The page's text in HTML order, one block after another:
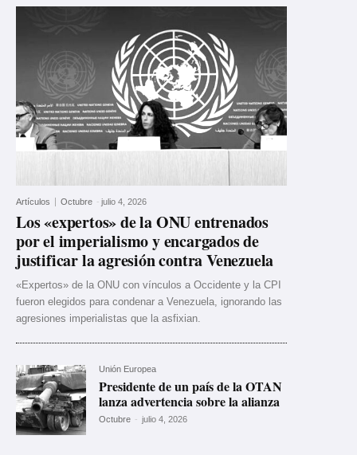
Artículos Octubre - julio 4, 2026
Los «expertos» de la ONU entrenados
por el imperialismo y encargados de
justificar la agresión contra Venezuela
«Expertos» de la ONU con vínculos a Occidente y la CPI
fueron elegidos para condenar a Venezuela, ignorando las
agresiones imperialistas que la asfixian.
Unión Europea
Presidente de un país de la OTAN
lanza advertencia sobre la alianza
Octubre - julio 4, 2026